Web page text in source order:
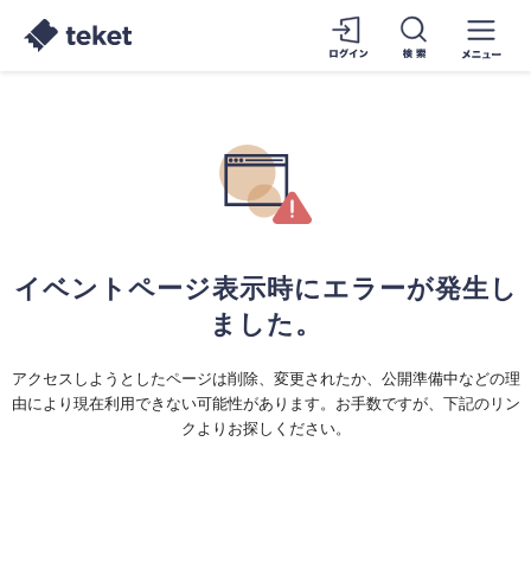
イベントページ表示時にエラーが発生し
ました。
アクセスしようとしたページは削除、変更されたか、公開準備中などの理
由により現在利用できない可能性があります。お手数ですが、下記のリン
クよりお探しください。